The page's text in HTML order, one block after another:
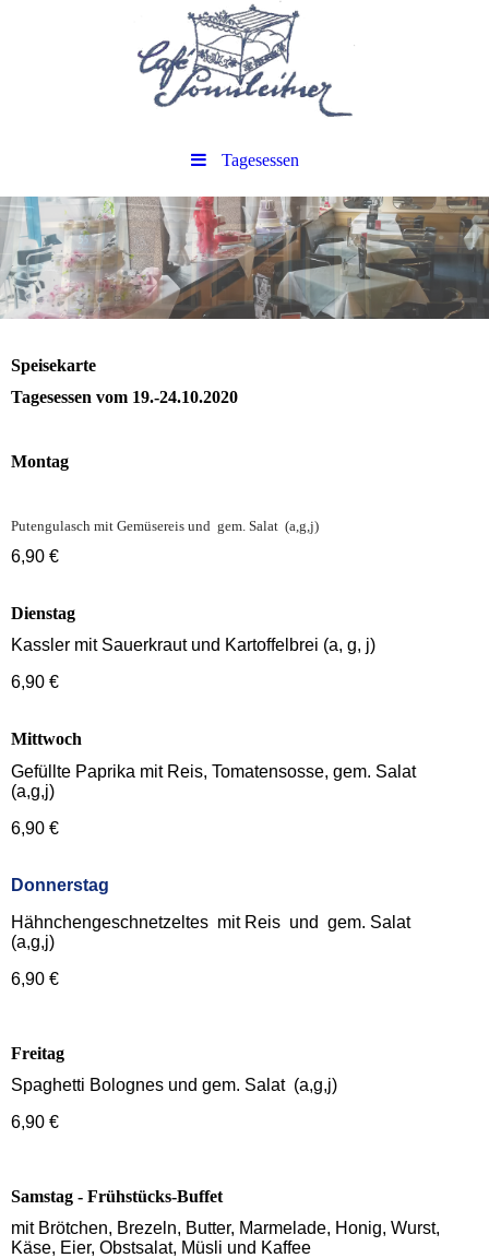
Tagesessen
Speisekarte
Tagesessen vom 19.-24.10.2020
Montag
Putengulasch mit Gemüsereis und gem. Salat (a,g,j)
6,90 €
Dienstag
Kassler mit Sauerkraut und Kartoffelbrei (a, g, j)
6,90 €
Mittwoch
Gefüllte Paprika mit Reis, Tomatensosse, gem. Salat
(a,g,j)
6,90 €
Donnerstag
Hähnchengeschnetzeltes mit Reis und gem. Salat
(a,g,j)
6,90 €
Freitag
Spaghetti Bolognes und gem. Salat (a,g,j)
6,90 €
Samstag - Frühstücks-Buffet
mit Brötchen, Brezeln, Butter, Marmelade, Honig, Wurst,
Käse, Eier, Obstsalat, Müsli und Kaffee